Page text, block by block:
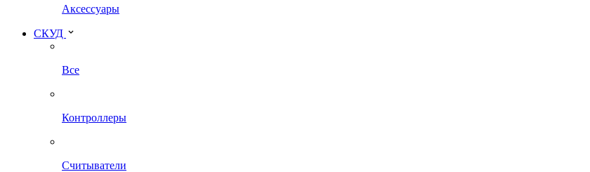
Аксессуары
СКУД
Все
Контроллеры
Считыватели